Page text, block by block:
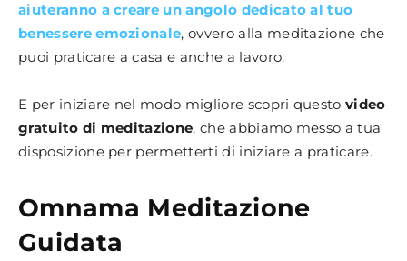
aiuteranno a creare un angolo dedicato al tuo
benessere emozionale, ovvero alla meditazione che
puoi praticare a casa e anche a lavoro.
E per iniziare nel modo migliore scopri questovideo
gratuito di meditazione, che abbiamo messo a tua
disposizione per permetterti di iniziare a praticare.
Omnama Meditazione
Guidata